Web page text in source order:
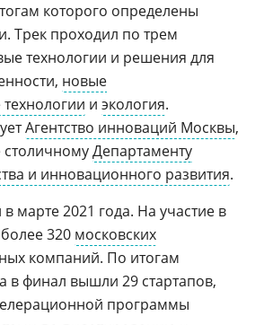
которого определены
Трек проходил по трем
технологии и решения для
новые
и экология.
Агентство инноваций Москвы,
столичномуДепартаменту
и инновационного развития.
марте 2021 года. На участие в
320 московских
компаний. По итогам
в финал вышли 29 стартапов,
программы